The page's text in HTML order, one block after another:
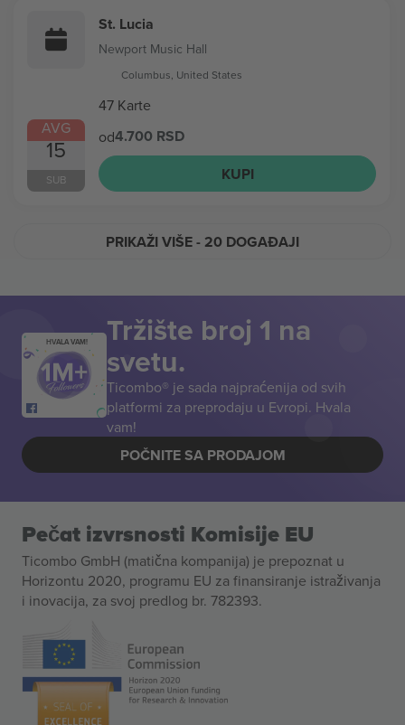
AVG
15
SUB
St. Lucia
Newport Music Hall
Columbus, United States
47 Karte
od4.700 RSD
KUPI
PRIKAŽI VIŠE- 20 DOGAĐAJI
HVALA VAM! Tržište broj 1 na
svetu.
Ticombo® je sada najpraćenija od svih
platformi za preprodaju u Evropi. Hvala
vam!
POČNITE SA PRODAJOM
Pečat izvrsnosti Komisije EU
Ticombo GmbH (matična kompanija) je prepoznat u
Horizontu 2020, programu EU za finansiranje istraživanja
i inovacija, za svoj predlog br. 782393.